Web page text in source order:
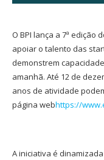
O BPI lança a 7ª edição
apoiar o talento das
demonstrem
amanhã. Até 12 de
anos de atividade
página webhttps://
A iniciativa é